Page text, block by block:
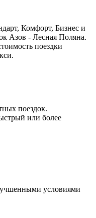
Комфорт, Бизнес и
Азов - Лесная Поляна.
поездки
поездок.
или более
условиями